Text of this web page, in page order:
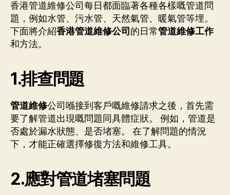
香港管道維修公司每日都面臨著各種各樣嘅管道問
題，例如水管、污水管、天然氣管、暖氣管等埋。
下面將介紹香港管道維修公司的日常管道維修工作
和方法。
1.排查問題
管道維修公司喺接到客戶嘅維修請求之後，首先需
要了解管道出現嘅問題同具體症狀。 例如，管道是
否處於漏水狀態、是否堵塞。 在了解問題的情況
下，才能正確選擇修復方法和維修工具。
2.應對管道堵塞問題